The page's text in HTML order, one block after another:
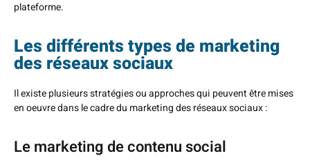
plateforme.
Les différents types de marketing
des réseaux sociaux
Il existe plusieurs stratégies ou approches qui peuvent être mises
en oeuvre dans le cadre du marketing des réseaux sociaux :
Le marketing de contenu social